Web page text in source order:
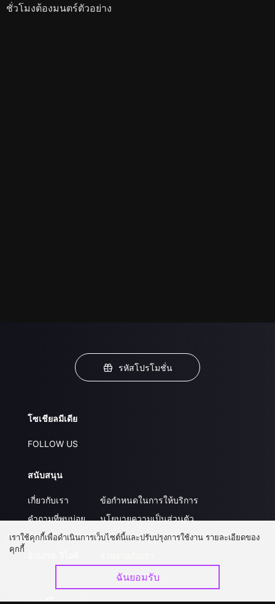
ชั่วโมงต้องมนตร์ตัวอย่าง
รหัสโปรโมชั่น
โซเชียลมีเดีย
FOLLOW US
สนับสนุน
เกี่ยวกับเรา
คำถามที่พบบ่อย
ติดต่อเรา
ข้อกำหนดในการให้บริการ
นโยบายความเป็นส่วนตัว
ส่งผลงานของคุณ
ดาวน์โหลดแอป
เราใช้คุกกี้เพื่อดำเนินการเว็บไซต์นี้และปรับปรุงการใช้งาน รายละเอียดของ
คุกกี้
ฉันยอมรับ